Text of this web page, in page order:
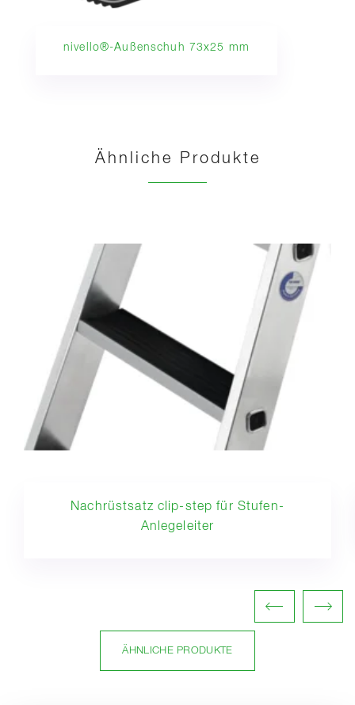
nivello®-Außenschuh 73x25 mm
Ähnliche Produkte
Nachrüstsatz clip-step für Stufen-
Anlegeleiter
ÄHNLICHE PRODUKTE